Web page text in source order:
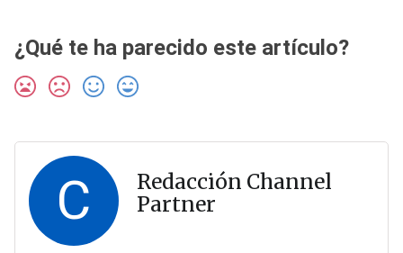
¿Qué te ha parecido este artículo?
C
Redacción Channel
Partner